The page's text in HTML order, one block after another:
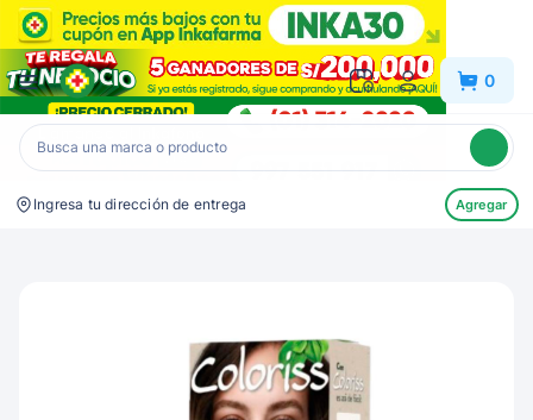
Inkafarma 0
Ingresa tu dirección de entrega Agregar